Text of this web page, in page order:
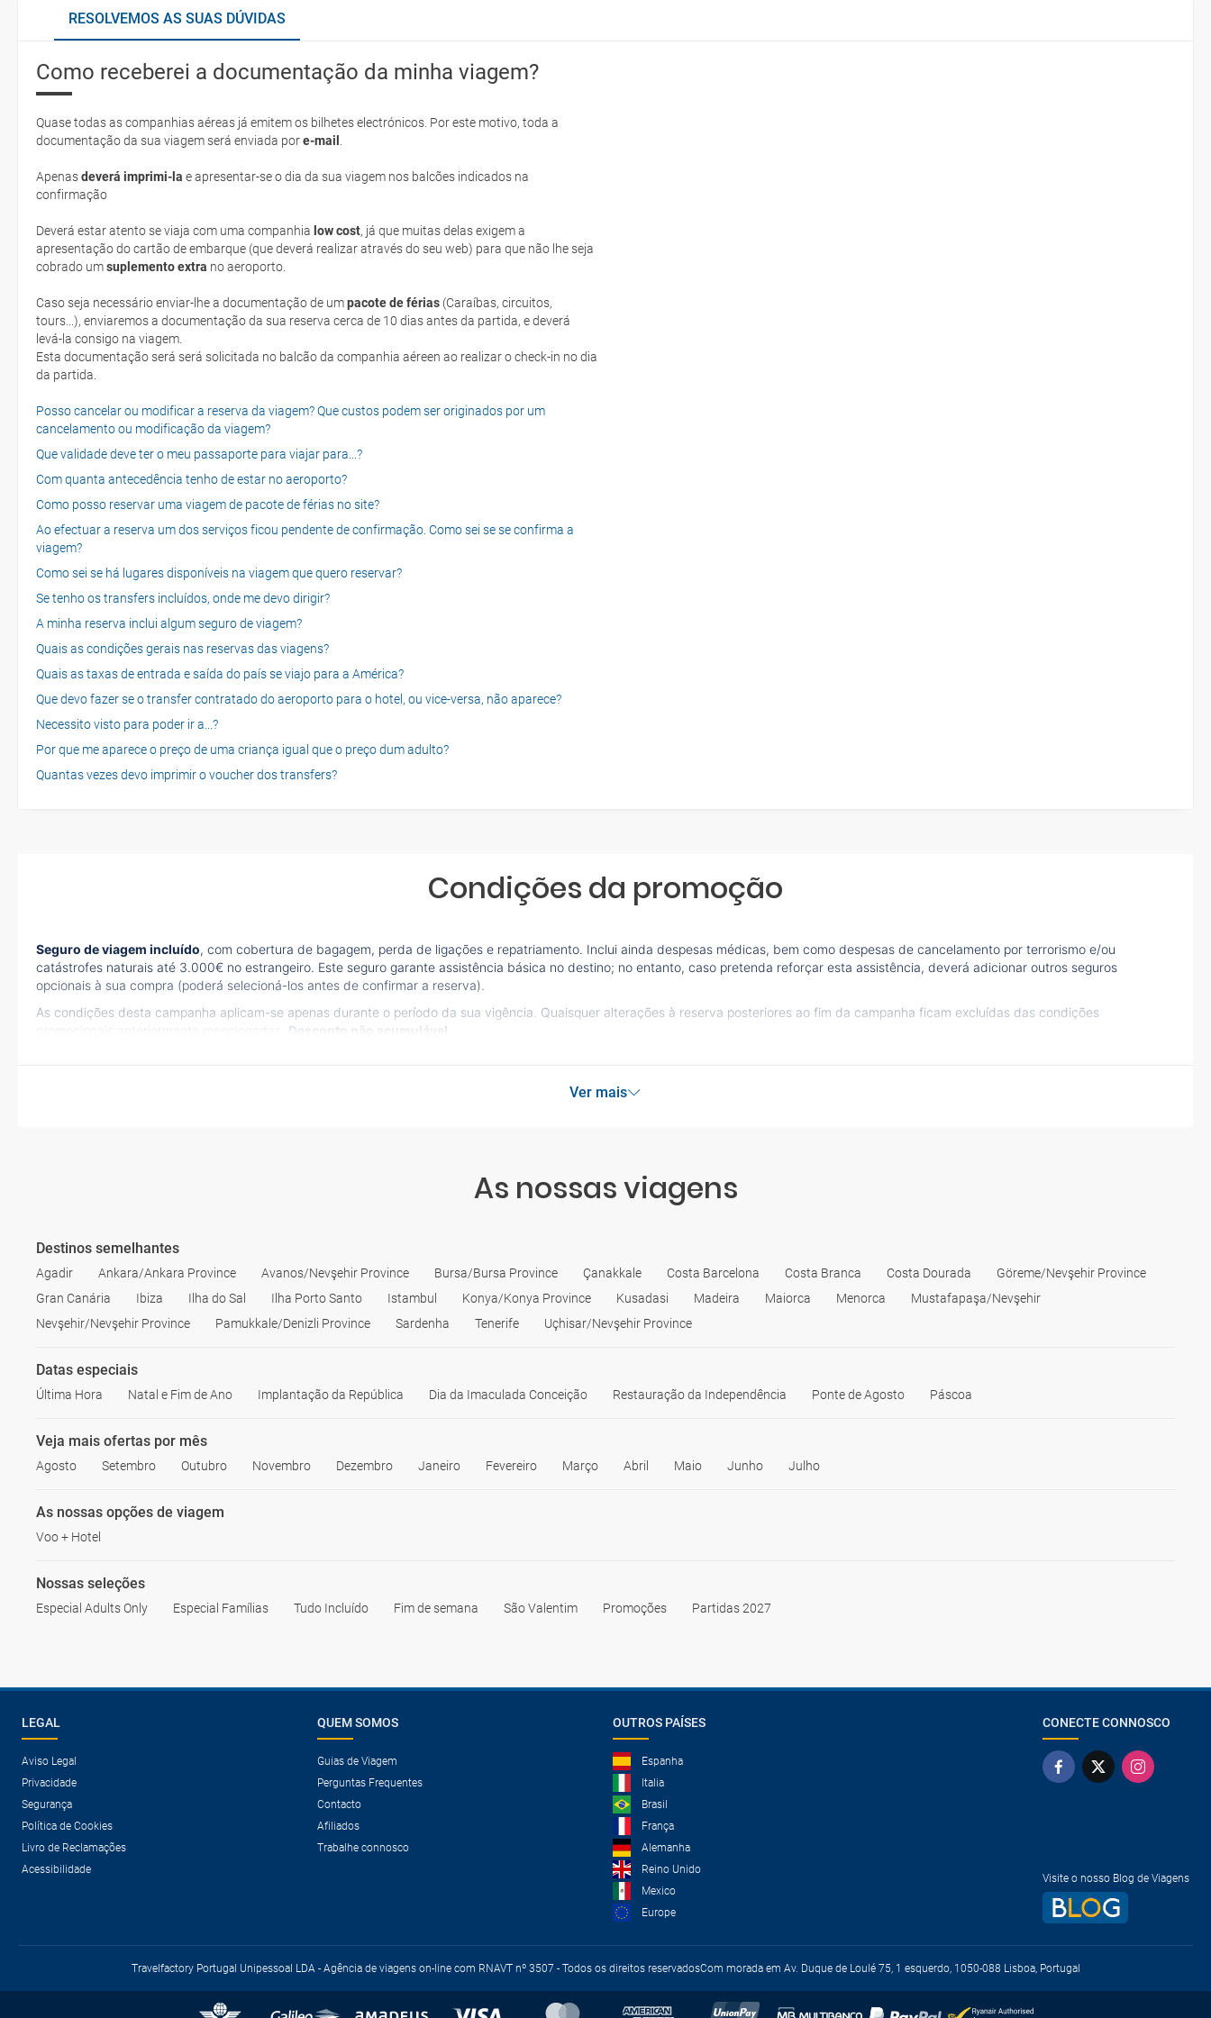
RESOLVEMOS AS SUAS DÚVIDAS
Como receberei a documentação da minha viagem?
Quase todas as companhias aéreas já emitem os bilhetes electrónicos. Por este motivo, toda a
documentação da sua viagem será enviada pore-mail
Apenasdeverá imprimi-la e apresentar-se o dia da sua viagem nos balcões indicados na
confirmação
Deverá estar atento se viaja com uma companhia low cost, já que muitas delas exigem a
apresentação do cartão de embarque (que deverá realizar através do seu web) para que não lhe seja
cobrado umsuplemento extra no aeroporto.
Caso seja necessário enviar-lhe a documentação de umpacote de férias (Caraíbas, circuitos,
tours...), enviaremos a documentação da sua reserva cerca de 10 dias antes da partida, e deverá
levá-la consigo na viagem.
Esta documentação será será solicitada no balcão da companhia aéreen ao realizar o check-in no dia
da partida.
Posso cancelar ou modificar a reserva da viagem? Que custos podem ser originados por um
cancelamento ou modificação da viagem?
Que validade deve ter o meu passaporte para viajar para...?
Com quanta antecedência tenho de estar no aeroporto?
Como posso reservar uma viagem de pacote de férias no site?
Ao efectuar a reserva um dos serviços ficou pendente de confirmação. Como sei se se confirma a
viagem?
Como sei se há lugares disponíveis na viagem que quero reservar?
Se tenho os transfers incluídos, onde me devo dirigir?
A minha reserva inclui algum seguro de viagem?
Quais as condições gerais nas reservas das viagens?
Quais as taxas de entrada e saída do país se viajo para a América?
Que devo fazer se o transfer contratado do aeroporto para o hotel, ou vice-versa, não aparece?
Necessito visto para poder ir a...?
Por que me aparece o preço de uma criança igual que o preço dum adulto?
Quantas vezes devo imprimir o voucher dos transfers?
Condições da promoção
Seguro de viagem incluído, com cobertura de bagagem, perda de ligações e repatriamento. Inclui ainda despesas médicas, bem como despesas de cancelamento por terrorismo e/ou
catástrofes naturais até 3.000€ no estrangeiro. Este seguro garante assistência básica no destino; no entanto, caso pretenda reforçar esta assistência, deverá adicionar outros seguros
opcionais à sua compra (poderá selecioná-los antes de confirmar a reserva).
As condições desta campanha aplicam-se apenas durante o período da sua vigência. Quaisquer alterações à reserva posteriores ao fim da campanha ficam excluídas das condições
promocionais anteriormente mencionadas. Desconto não acumulável.
Ver mais
As nossas viagens
Destinos semelhantes
Agadir Ankara/Ankara Province Avanos/Nevşehir Province Bursa/Bursa Province Çanakkale Costa Barcelona Costa Branca Costa Dourada
Göreme/Nevşehir Province
Gran Canária
Ibiza Ilha do Sal Ilha Porto Santo Istambul Konya/Konya Province Kusadasi Madeira Maiorca Menorca
Mustafapaşa/Nevşehir
Nevşehir/Nevşehir Province
Pamukkale/Denizli Province Sardenha Tenerife Uçhisar/Nevşehir Province
Datas especiais
Última Hora Natal e Fim de Ano Implantação da República Dia da Imaculada Conceição Restauração da Independência Ponte de Agosto Páscoa
Veja mais ofertas por mês
Agosto Setembro Outubro Novembro Dezembro Janeiro Fevereiro Março Abril Maio Junho Julho
As nossas opções de viagem
Voo + Hotel
Nossas seleções
Especial Adults Only Especial Famílias Tudo Incluído Fim de semana São Valentim Promoções Partidas 2027
LEGAL
Aviso Legal
Privacidade
Segurança
Política de Cookies
Livro de Reclamações
Acessibilidade
QUEM SOMOS
Guias de Viagem
Perguntas Frequentes
Contacto
Afiliados
Trabalhe connosco
OUTROS PAÍSES
Espanha
Italia
Brasil
França
Alemanha
Reino Unido
Mexico
Europe
CONECTE CONNOSCO
Visite o nosso Blog de Viagens
Travelfactory Portugal Unipessoal LDA - Agência de viagens on-line com RNAVT nº 3507 - Todos os direitos reservadosCom morada em Av. Duque de Loulé 75, 1 esquerdo, 1050-088 Lisboa, Portugal